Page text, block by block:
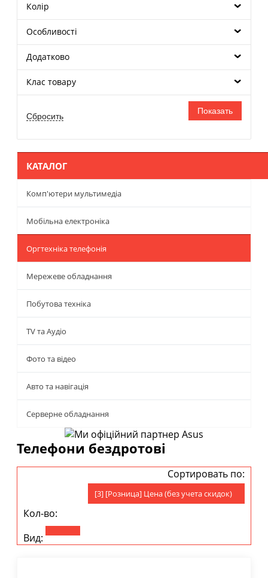
Колір
Особливості
Додатково
Клас товару
КАТАЛОГ
Комп'ютери мультимедіа
Мобільна електроніка
Оргтехніка телефонія
Мережеве обладнання
Побутова техніка
TV та Аудіо
Фото та відео
Авто та навігація
Серверне обладнання
Телефони бездротові
Сортировать по:
[3] [Розница] Цена (без учета скидок)
Кол-во:
Вид: